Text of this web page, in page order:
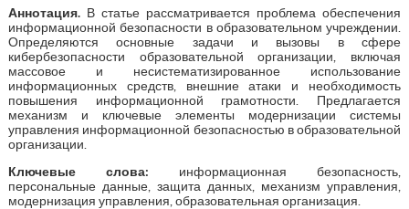
Аннотация.В статье рассматривается проблема обеспечения
информационной безопасности в образовательном учреждении.
Определяются основные задачи и вызовы в сфере
кибербезопасности образовательной организации, включая
массовое и несистематизированное использование
информационных средств, внешние атаки и необходимость
повышения информационной грамотности. Предлагается
механизм и ключевые элементы модернизации системы
управления информационной безопасностью в образовательной
организации.
Ключевые слова: информационная безопасность,
персональные данные, защита данных, механизм управления,
модернизация управления, образовательная организация.